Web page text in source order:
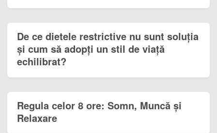
De ce dietele restrictive nu sunt soluția
și cum să adopți un stil de viață
echilibrat?
Regula celor 8 ore: Somn, Muncă și
Relaxare